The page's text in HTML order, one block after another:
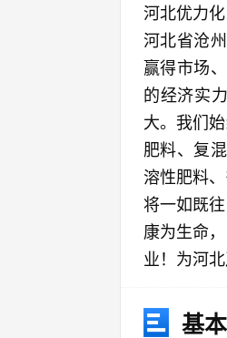
河北优力
河北省沧
赢得市场
的经济实
大。我们
肥料、复
溶性肥料
将一如既
康为生命
业！为河
基